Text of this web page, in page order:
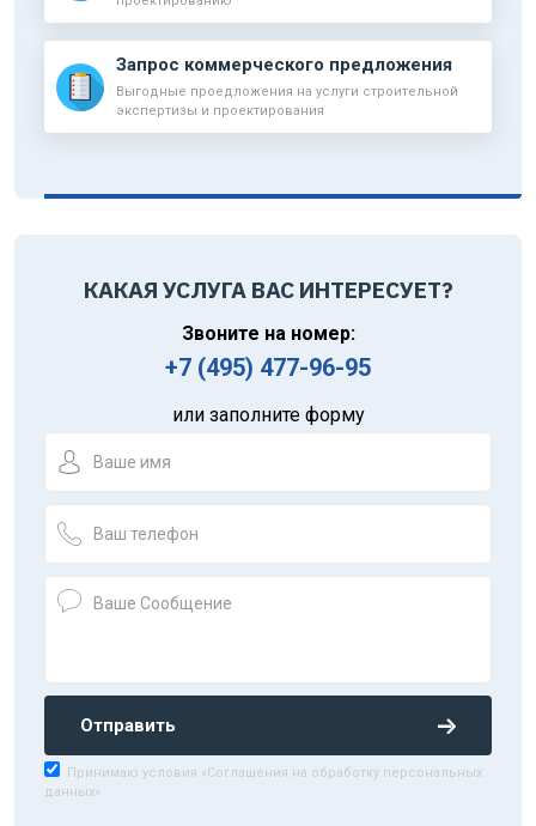
Запрос коммерческого предложения
Выгодные проедложения на услуги строительной
экспертизы и проектирования
КАКАЯ УСЛУГА ВАС ИНТЕРЕСУЕТ?
Звоните на номер:
+7 (495) 477-96-95
или заполните форму
Отправить
Принимаю условия «Соглашения на обработку персональных
данных»